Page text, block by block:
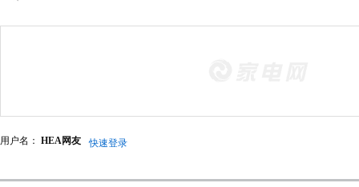
用户名： HEA网友 快速登录